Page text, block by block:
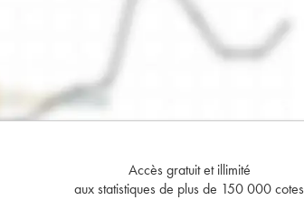
Accès gratuit et illimité
aux statistiques de plus de 150 000 cotes